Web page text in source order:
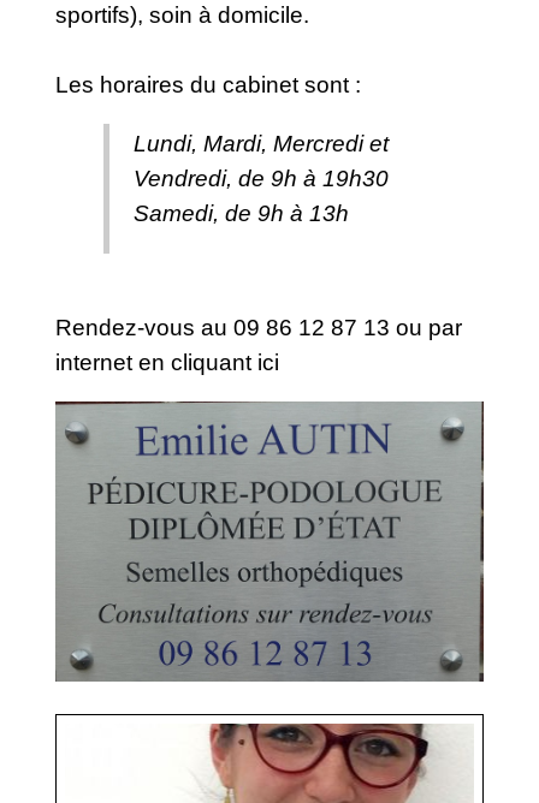
sportifs), soin à domicile.
Les horaires du cabinet sont :
Lundi, Mardi, Mercredi et
Vendredi, de 9h à 19h30
Samedi, de 9h à 13h
Rendez-vous au 09 86 12 87 13 ou par
internet encliquant ici